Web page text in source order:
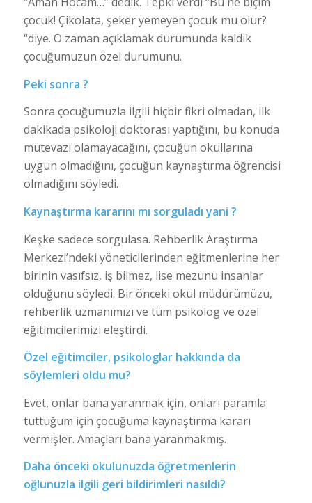
çocuk! Çikolata, şeker yemeyen çocuk mu olur?
“diye. O zaman açıklamak durumunda kaldık
çocuğumuzun özel durumunu.
Peki sonra ?
Sonra çocuğumuzla ilgili hiçbir fikri olmadan, ilk
dakikada psikoloji doktorası yaptığını, bu konuda
mütevazi olamayacağını, çocuğun okullarına
uygun olmadığını, çocuğun kaynaştırma öğrencisi
olmadığını söyledi.
Kaynaştırma kararını mı sorguladı yani ?
Keşke sadece sorgulasa. Rehberlik Araştırma
Merkezi’ndeki yöneticilerinden eğitmenlerine her
birinin vasıfsız, iş bilmez, lise mezunu insanlar
olduğunu söyledi. Bir önceki okul müdürümüzü,
rehberlik uzmanımızı ve tüm psikolog ve özel
eğitimcilerimizi eleştirdi.
Özel eğitimciler, psikologlar hakkında da
söylemleri oldu mu?
Evet, onlar bana yaranmak için, onları paramla
tuttuğum için çocuğuma kaynaştırma kararı
vermişler. Amaçları bana yaranmakmış.
Daha önceki okulunuzda öğretmenlerin
oğlunuzla ilgili geri bildirimleri nasıldı?